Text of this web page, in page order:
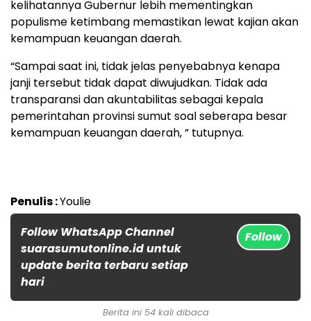
kelihatannya Gubernur lebih mementingkan
populisme ketimbang memastikan lewat kajian akan
kemampuan keuangan daerah.
“Sampai saat ini, tidak jelas penyebabnya kenapa
janji tersebut tidak dapat diwujudkan. Tidak ada
transparansi dan akuntabilitas sebagai kepala
pemerintahan provinsi sumut soal seberapa besar
kemampuan keuangan daerah, ” tutupnya.
Penulis :Youlie
Follow WhatsApp Channel
suarasumutonline.id untuk
update berita terbaru setiap
hari
Follow
Berita ini 54 kali dibaca